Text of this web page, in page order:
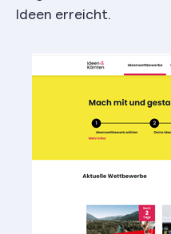
Ideen erreicht.